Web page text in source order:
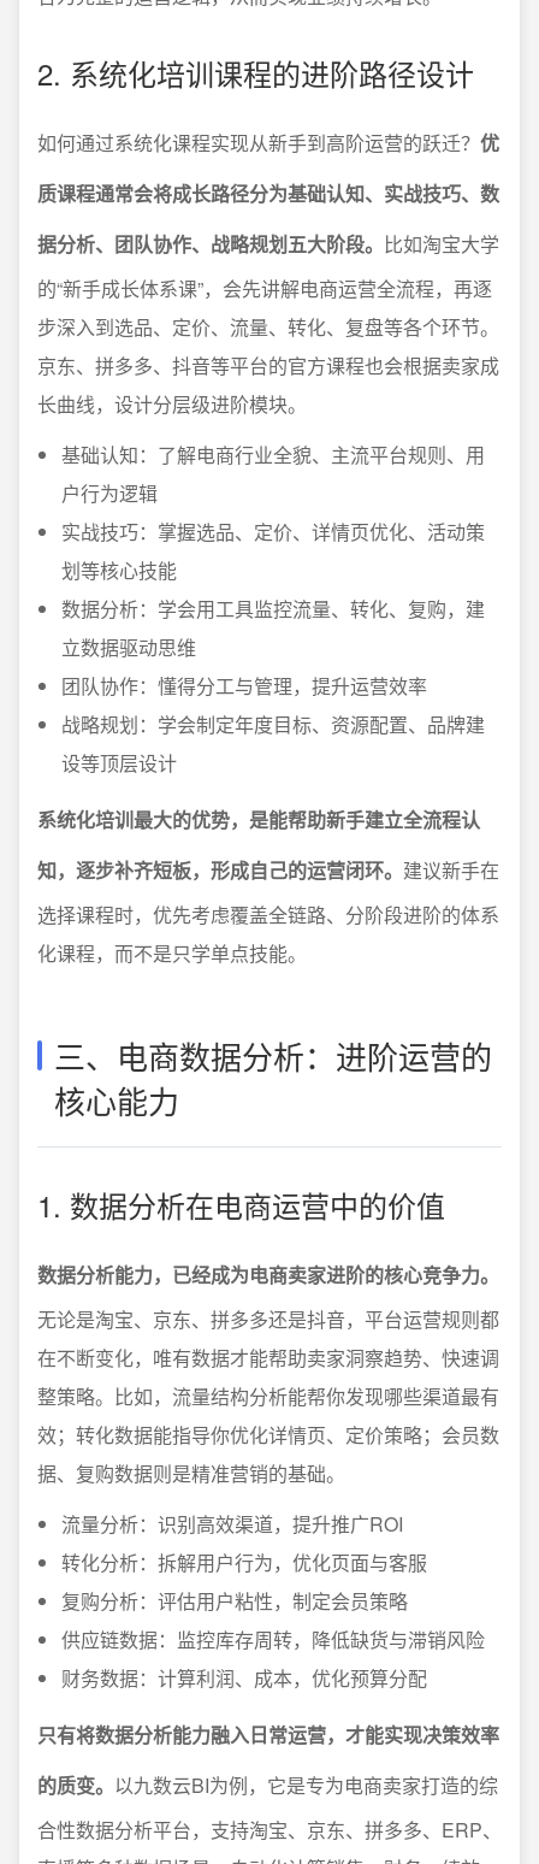
2. 系统化培训课程的进阶路径设计
如何通过系统化课程实现从新手到高阶运营的跃迁？ 优
质课程通常会将成长路径分为基础认知、实战技巧、数
据分析、团队协作、战略规划五大阶段。 比如淘宝大学
的“新手成长体系课”，会先讲解电商运营全流程，再逐
步深入到选品、定价、流量、转化、复盘等各个环节。
京东、拼多多、抖音等平台的官方课程也会根据卖家成
长曲线，设计分层级进阶模块。
基础认知：了解电商行业全貌、主流平台规则、用
户行为逻辑
实战技巧：掌握选品、定价、详情页优化、活动策
划等核心技能
数据分析：学会用工具监控流量、转化、复购，建
立数据驱动思维
团队协作：懂得分工与管理，提升运营效率
战略规划：学会制定年度目标、资源配置、品牌建
设等顶层设计
系统化培训最大的优势，是能帮助新手建立全流程认
知，逐步补齐短板，形成自己的运营闭环。 建议新手在
选择课程时，优先考虑覆盖全链路、分阶段进阶的体系
化课程，而不是只学单点技能。
三、电商数据分析：进阶运营的
核心能力
1. 数据分析在电商运营中的价值
数据分析能力，已经成为电商卖家进阶的核心竞争力。
无论是淘宝、京东、拼多多还是抖音，平台运营规则都
在不断变化，唯有数据才能帮助卖家洞察趋势、快速调
整策略。比如，流量结构分析能帮你发现哪些渠道最有
效；转化数据能指导你优化详情页、定价策略；会员数
据、复购数据则是精准营销的基础。
流量分析：识别高效渠道，提升推广ROI
转化分析：拆解用户行为，优化页面与客服
复购分析：评估用户粘性，制定会员策略
供应链数据：监控库存周转，降低缺货与滞销风险
财务数据：计算利润、成本，优化预算分配
只有将数据分析能力融入日常运营，才能实现决策效率
的质变。 以九数云BI为例，它是专为电商卖家打造的综
合性数据分析平台，支持淘宝、京东、拼多多、ERP、